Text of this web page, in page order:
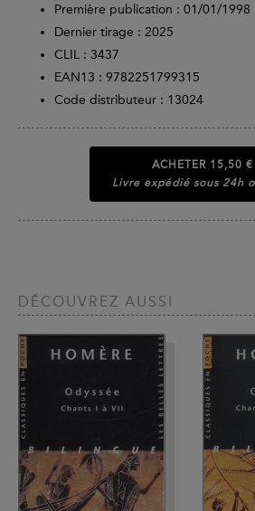
Première publication : 01/01/1998
Dernier tirage : 2025
CLIL : 3437
EAN13 : 9782251799315
Code distributeur : 13024
ACHETER 15,50 €
Livre expédié sous 24h
DÉCOUVREZ AUSSI